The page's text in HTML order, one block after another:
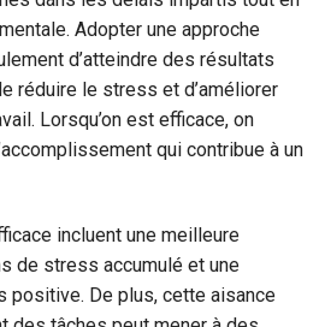
Adopter une approche
d’atteindre des résultats
réduire le stress et d’améliorer
Lorsqu’on est efficace, on
qui contribue à un
incluent une meilleure
de stress accumulé et une
positive. De plus, cette aisance